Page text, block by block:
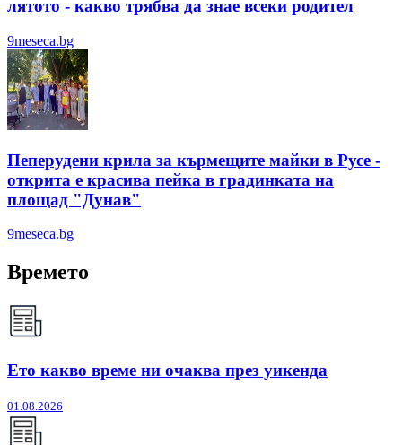
лятотo - какво трябва да знае всеки родител
9meseca.bg
Пеперудени крила за кърмещите майки в Русе -
открита е красива пейка в градинката на
площад "Дунав"
9meseca.bg
Времето
Ето какво време ни очаква през уикенда
01.08.2026